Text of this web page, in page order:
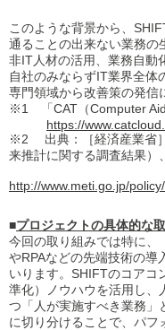
このような背景から、
通ることの出来ない業務の
非IT人材の活用、業務自動
自社のみならずIT業界全体
専門領域から改善策の発信
※1 「CAT（Computer
https://
※2 出典：［経済産業省
来推計に関する調査結果）
http://www.meti.go.jp/
■プロジェクトの具体的な
今回の取り組みでは特に、
やRPAなどの先端技術の導
いります。SHIFTのコアコ
準化）ノウハウを活用し、
つ「人が実施すべき業務」
に切り分けることで、パフ